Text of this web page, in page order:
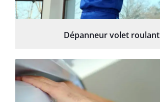
Dépanneur volet roulant